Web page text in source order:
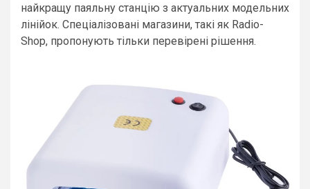
найкращу паяльну станцію з актуальних модельних
лінійок. Спеціалізовані магазини, такі як Radio-
Shop, пропонують тільки перевірені рішення.